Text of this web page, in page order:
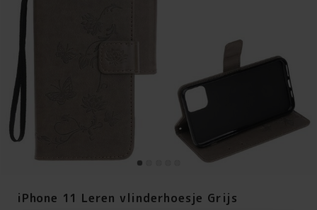
iPhone 11 Leren vlinderhoesje Grijs